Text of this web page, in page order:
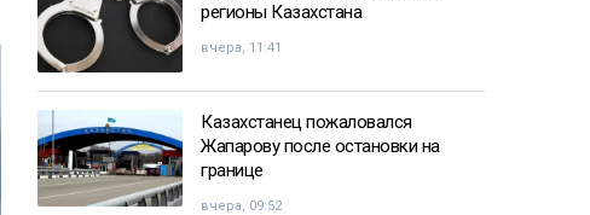
регионы Казахстана
вчера, 11:41
Казахстанец пожаловался
Жапарову после остановки на
границе
вчера, 09:52